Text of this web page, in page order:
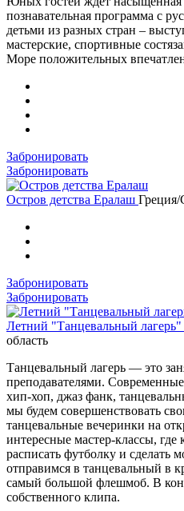
познавательная программа с
детьми из разных стран –
мастерские, спортивные
Море положительных
Забронировать
Забронировать
Остров детства Ералаш Греция/
Забронировать
Забронировать
Летний "Танцевальный
область
Танцевальный лагерь — это
преподавателями.
хип-хоп, джаз фанк,
мы будем совершенствовать
танцевальные вечеринки на
интересные мастер-классы,
расписать футболку и сделать
отправимся в танцевальный в
самый большой флешмоб. В
собственного клипа.